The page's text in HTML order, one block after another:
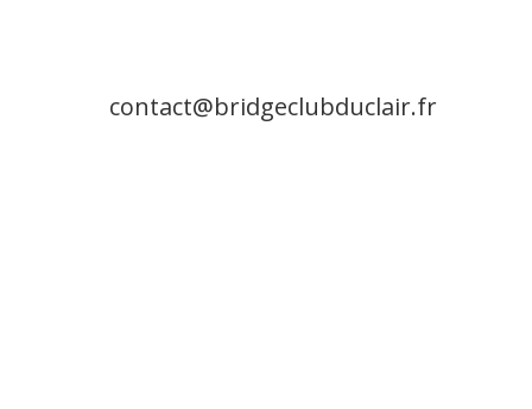
contact@bridgeclubduclair.fr